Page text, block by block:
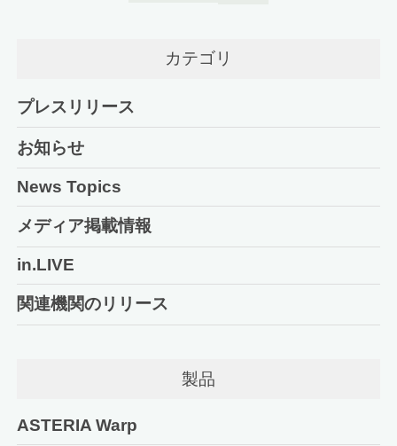
カテゴリ
プレスリリース
お知らせ
News Topics
メディア掲載情報
in.LIVE
関連機関のリリース
製品
ASTERIA Warp